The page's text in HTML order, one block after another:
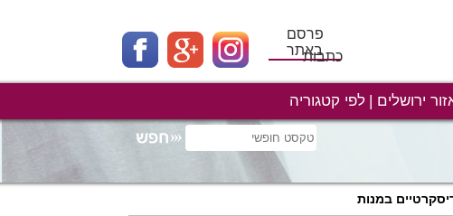
פרסם
באתרכתבות
ירושלים לפי קטגוריה
במנות